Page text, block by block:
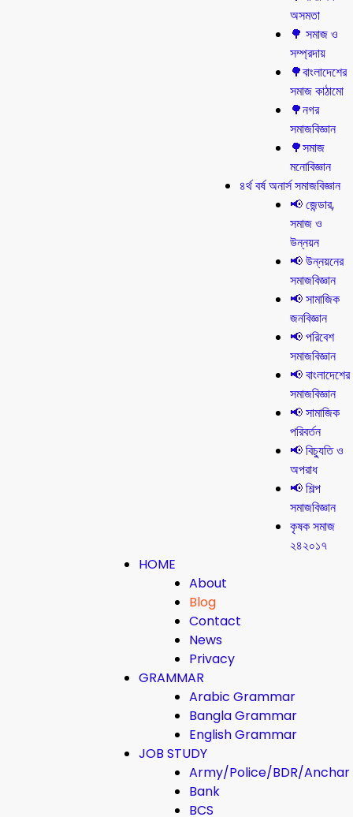
অসমতা
🌳 সমাজ ও
সম্প্রদায়
🌳বাংলাদেশের
সমাজ কাঠামো
🌳নগর
সমাজবিজ্ঞান
🌳সমাজ
মনোবিজ্ঞান
৪র্থ বর্ষ অনার্স সমাজবিজ্ঞান
📢 জেন্ডার,
সমাজ ও
উন্নয়ন
📢 উন্নয়নের
সমাজবিজ্ঞান
📢 সামাজিক
জনবিজ্ঞান
📢 পরিবেশ
সমাজবিজ্ঞান
📢 বাংলাদেশের
সমাজবিজ্ঞান
📢 সামাজিক
পরিবর্তন
📢 বিচ্যুতি ও
অপরাধ
📢 শিল্প
সমাজবিজ্ঞান
কৃষক সমাজ
২৪২০১৭
HOME
About
Blog
Contact
News
Privacy
GRAMMAR
Arabic Grammar
Bangla Grammar
English Grammar
JOB STUDY
Army/Police/BDR/Anchar
Bank
BCS